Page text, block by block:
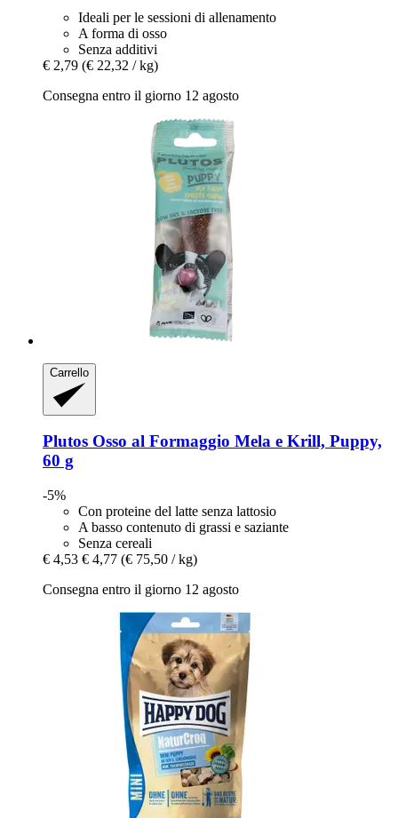
Ideali per le sessioni di allenamento
A forma di osso
Senza additivi
€ 2,79 (€ 22,32 / kg)
Consegna entro il giorno 12 agosto
Carrello
Plutos Osso al Formaggio Mela e Krill, Puppy,
60 g
-5%
Con proteine del latte senza lattosio
A basso contenuto di grassi e saziante
Senza cereali
€ 4,53 € 4,77 (€ 75,50 / kg)
Consegna entro il giorno 12 agosto